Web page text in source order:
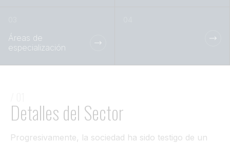
Áreas de
especialización
Detalles del Sector
Progresivamente, la sociedad ha sido testigo de un
Ver todo